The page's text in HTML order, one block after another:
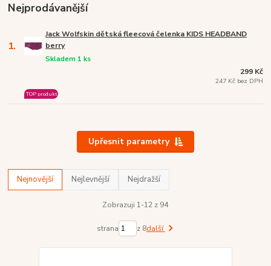
Nejprodávanější
1.
Jack Wolfskin dětská fleecová čelenka KIDS HEADBAND
berry
Skladem 1 ks
TOP produkt
299 Kč
247 Kč bez DPH
Upřesnit parametry
Nejnovější Nejlevnější Nejdražší
Zobrazuji 1-12 z 94
strana z 8další